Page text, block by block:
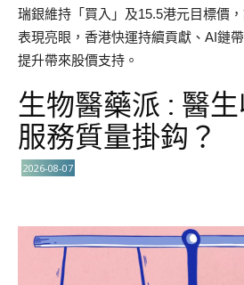
瑞銀維持「買入」及15.5港元目標價
表現亮眼，香港快運持續貢獻、AI鏈
提升帶來股價支持。
生物醫藥派 : 醫
服務質量掛鈎？
2026-08-07